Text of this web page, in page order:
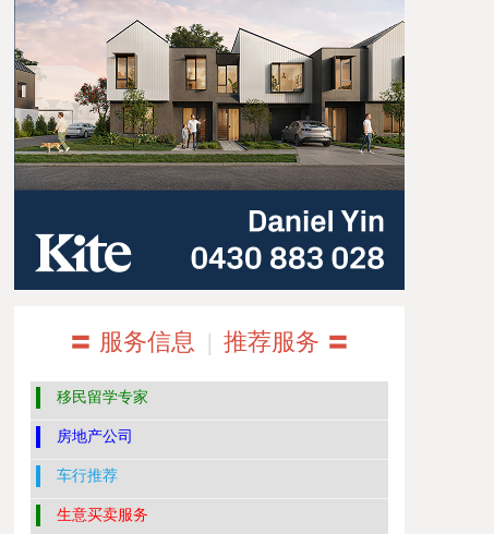
〓 服务信息 | 推荐服务 〓
移民留学专家
房地产公司
车行推荐
生意买卖服务